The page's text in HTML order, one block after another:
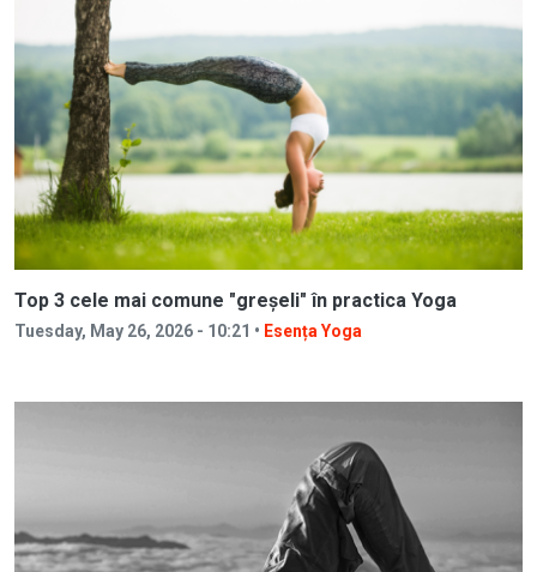
Top 3 cele mai comune "greșeli" în practica Yoga
Tuesday, May 26, 2026 - 10:21 • Esența Yoga